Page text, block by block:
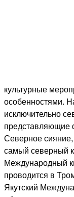
культурные
особенностями.
исключительно
представляющие
Северное
самый северный
Международный
проводится в
Якутский